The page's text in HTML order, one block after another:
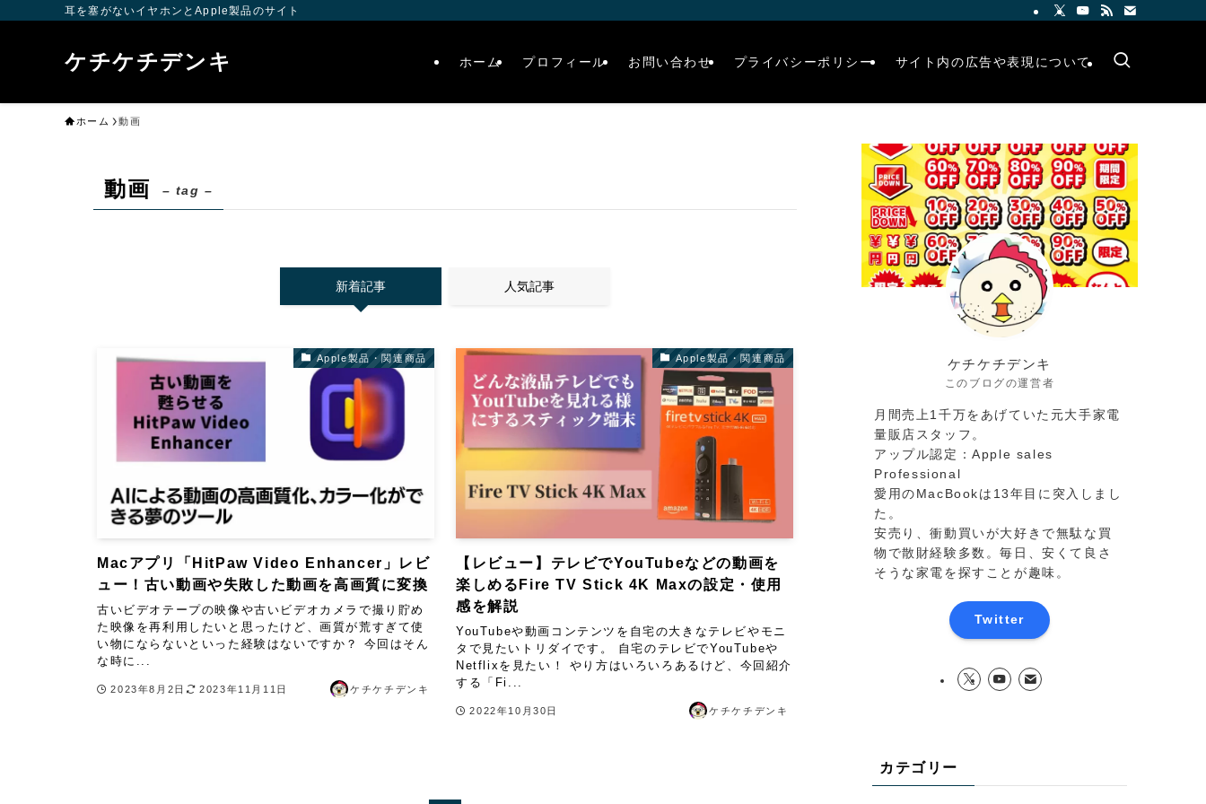
耳を塞がないイヤホンとApple製品のサイト
ケチケチデンキ ホーム プロフィール お問い合わせ プライバシーポリシー サイト内の広告や表現について
ホーム 動画
動画 – tag –
新着記事 人気記事
Apple製品・関連商品
Macアプリ「HitPaw Video Enhancer」レビ
ュー！古い動画や失敗した動画を高画質に変換
古いビデオテープの映像や古いビデオカメラで撮り貯め
た映像を再利用したいと思ったけど、画質が荒すぎて使
い物にならないといった経験はないですか？ 今回はそん
な時に...
2023年8月2日 2023年11月11日 ケチケチデンキ
Apple製品・関連商品
【レビュー】テレビでYouTubeなどの動画を
楽しめるFire TV Stick 4K Maxの設定・使用
感を解説
YouTubeや動画コンテンツを自宅の大きなテレビやモニ
タで見たいトリダイです。 自宅のテレビでYouTubeや
Netflixを見たい！ やり方はいろいろあるけど、今回紹介
する「Fi...
2022年10月30日 ケチケチデンキ
ケチケチデンキ
このブログの運営者
月間売上1千万をあげていた元大手家電
量販店スタッフ。
アップル認定：Apple sales
Professional
愛用のMacBookは13年目に突入しまし
た。
安売り、衝動買いが大好きで無駄な買
物で散財経験多数。毎日、安くて良さ
そうな家電を探すことが趣味。
Twitter
カテゴリー